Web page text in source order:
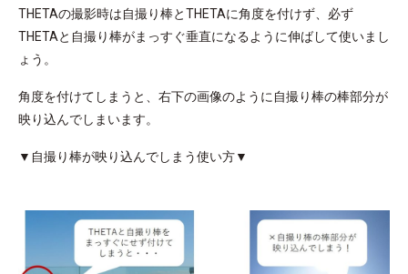
THETAの撮影時は自撮り棒とTHETAに角度を付けず、必ず
THETAと自撮り棒がまっすぐ垂直になるように伸ばして使いまし
ょう。
角度を付けてしまうと、右下の画像のように自撮り棒の棒部分が
映り込んでしまいます。
▼自撮り棒が映り込んでしまう使い方▼